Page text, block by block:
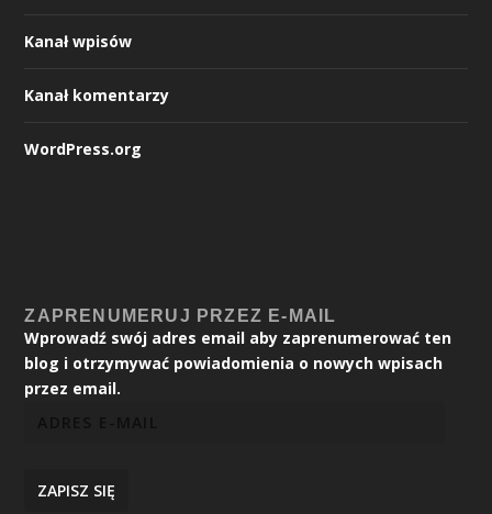
Kanał wpisów
Kanał komentarzy
WordPress.org
ZAPRENUMERUJ PRZEZ E-MAIL
Wprowadź swój adres email aby zaprenumerować ten
blog i otrzymywać powiadomienia o nowych wpisach
przez email.
ZAPISZ SIĘ